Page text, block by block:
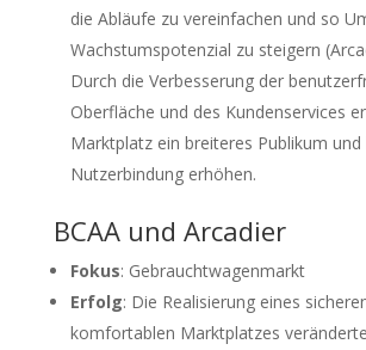
die Abläufe zu vereinfachen und so
Wachstumspotenzial zu steigern
Durch die Verbesserung der
Oberfläche und des Kundenservices
Marktplatz ein breiteres Publikum
Nutzerbindung erhöhen.
BCAA und Arcadier
Fokus: Gebrauchtwagenmarkt
Erfolg: Die Realisierung eines
komfortablen Marktplatzes